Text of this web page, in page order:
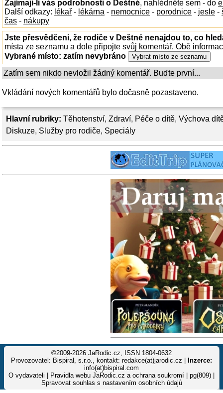
Hlavní rubriky: Těhotenství, Zdraví, Péče o dítě, Výchova
Diskuze, Služby pro rodiče, Speciály
Zajímají-li vás podrobnosti o Deštné, nahlédněte sem - do
Další odkazy: lékař - lékárna - nemocnice - porodnice - jesle -
čas - nákupy
Jste přesvědčeni, že rodiče v Deštné nenajdou to, co
místa ze seznamu a dole připojte svůj komentář. Obě
Vybrané místo: zatím nevybráno
Zatím sem nikdo nevložil žádný komentář. Buďte první...
Vkládání nových komentářů bylo dočasně pozastaveno.
©2009-2026 JaRodic.cz, ISSN 1804-0632
Provozovatel: Bispiral, s.r.o., kontakt: redakce(at)jarodic.cz |
Inzerce:
info(at)bispiral.com
O vydavateli
Pravidla webu JaRodic.cz a ochrana soukromí | pg(809) |
Spravovat souhlas s nastavením osobních údajů